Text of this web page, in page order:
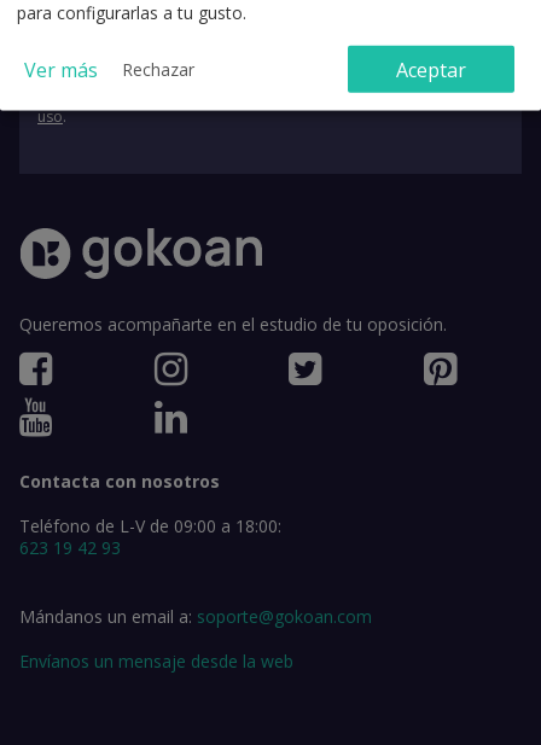
términos y condiciones de
uso.
Queremos acompañarte en el estudio de tu oposición.
Contacta con nosotros
Teléfono de L-V de 09:00 a 18:00:
623 19 42 93
Mándanos un email a: soporte@gokoan.com
Envíanos un mensaje desde la web
para configurarlas a tu gusto.
Ver más Rechazar Aceptar